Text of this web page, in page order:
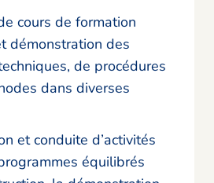
cours de formation
démonstration des
de procédures
dans diverses
et conduite d’activités
équilibrés